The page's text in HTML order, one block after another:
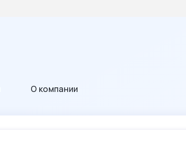
О компании